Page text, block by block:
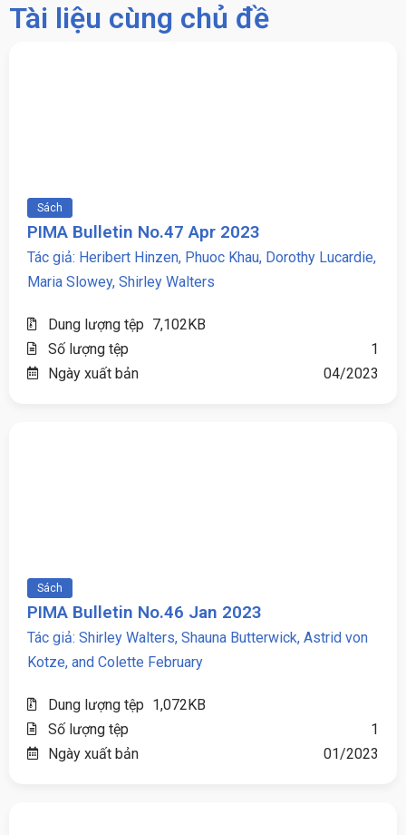
Tài liệu cùng chủ đề
Sách
PIMA Bulletin No.47 Apr 2023
Tác giả: Heribert Hinzen, Phuoc Khau, Dorothy Lucardie,
Maria Slowey, Shirley Walters
Dung lượng tệp 7,102KB
Số lượng tệp
1
Ngày xuất bản
04/2023
Sách
PIMA Bulletin No.46 Jan 2023
Tác giả: Shirley Walters, Shauna Butterwick, Astrid von
Kotze, and Colette February
Dung lượng tệp 1,072KB
Số lượng tệp
1
Ngày xuất bản
01/2023